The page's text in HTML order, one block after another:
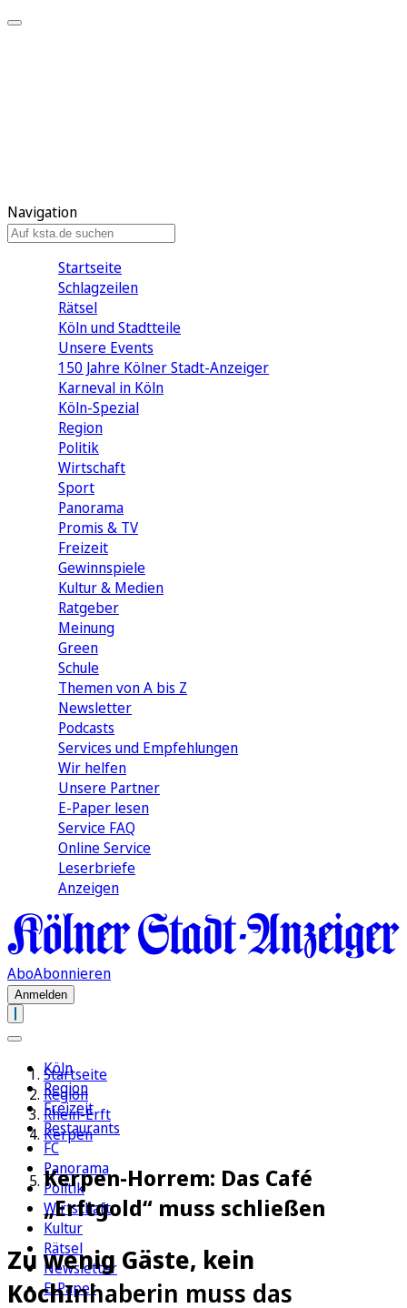
Navigation
Startseite
Schlagzeilen
Rätsel
Köln und Stadtteile
Unsere Events
150 Jahre Kölner Stadt-Anzeiger
Karneval in Köln
Köln-Spezial
Region
Politik
Wirtschaft
Sport
Panorama
Promis & TV
Freizeit
Gewinnspiele
Kultur & Medien
Ratgeber
Meinung
Green
Schule
Themen von A bis Z
Newsletter
Podcasts
Services und Empfehlungen
Wir helfen
Unsere Partner
E-Paper lesen
Service FAQ
Online Service
Leserbriefe
Anzeigen
AboAbonnieren
Anmelden
Köln
Region
Freizeit
Restaurants
FC
Panorama
Politik
Wirtschaft
Kultur
Rätsel
Newsletter
E-Paper
Startseite
Region
Rhein-Erft
Kerpen
Kerpen-Horrem: Das Café
„Erftgold“ muss schließen
Zu wenig Gäste, kein
KochInhaberin muss das